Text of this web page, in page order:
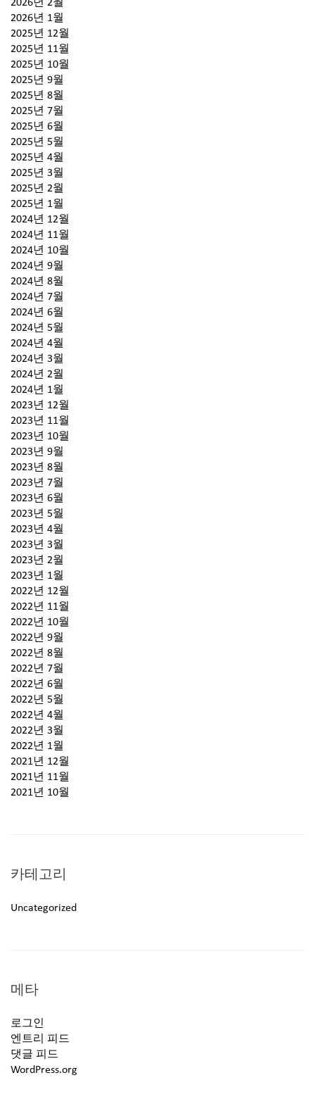
2026년 2월
2026년 1월
2025년 12월
2025년 11월
2025년 10월
2025년 9월
2025년 8월
2025년 7월
2025년 6월
2025년 5월
2025년 4월
2025년 3월
2025년 2월
2025년 1월
2024년 12월
2024년 11월
2024년 10월
2024년 9월
2024년 8월
2024년 7월
2024년 6월
2024년 5월
2024년 4월
2024년 3월
2024년 2월
2024년 1월
2023년 12월
2023년 11월
2023년 10월
2023년 9월
2023년 8월
2023년 7월
2023년 6월
2023년 5월
2023년 4월
2023년 3월
2023년 2월
2023년 1월
2022년 12월
2022년 11월
2022년 10월
2022년 9월
2022년 8월
2022년 7월
2022년 6월
2022년 5월
2022년 4월
2022년 3월
2022년 1월
2021년 12월
2021년 11월
2021년 10월
카테고리
Uncategorized
메타
로그인
엔트리 피드
댓글 피드
WordPress.org